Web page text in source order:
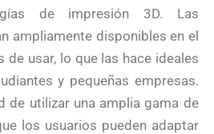
de impresión 3D. Las
ampliamente disponibles en el
de usar, lo que las hace ideales
y pequeñas empresas.
de utilizar una amplia gama de
los usuarios pueden adaptar